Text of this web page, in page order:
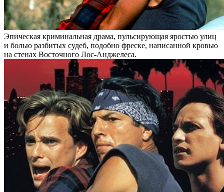
Эпическая криминальная драма, пульсирующая яростью улиц
и болью разбитых судеб, подобно фреске, написанной кровью
на стенах Восточного Лос-Анджелеса.